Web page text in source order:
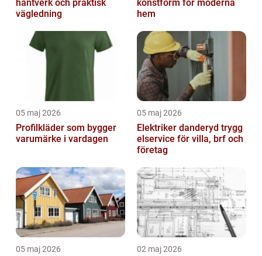
hantverk och praktisk
vägledning
konstform för moderna
hem
05 maj 2026
Profilkläder som bygger
varumärke i vardagen
05 maj 2026
Elektriker danderyd trygg
elservice för villa, brf och
företag
05 maj 2026 02 maj 2026